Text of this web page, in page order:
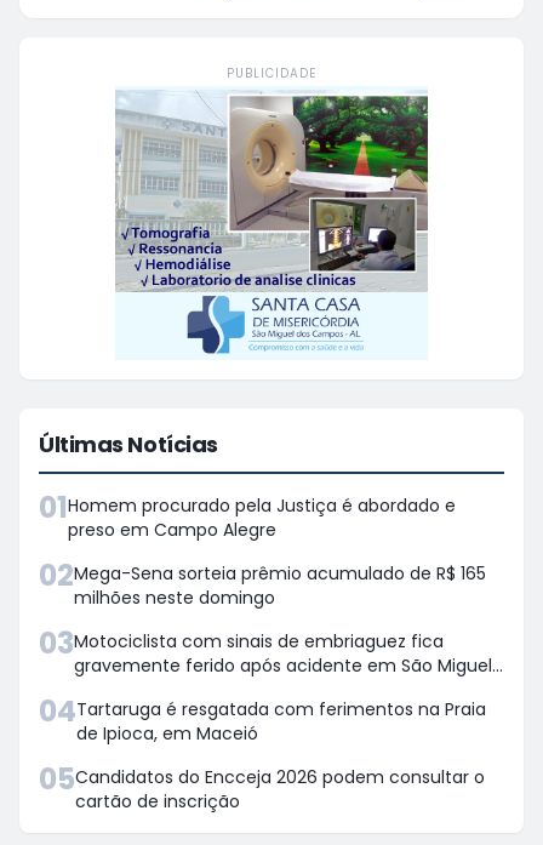
PUBLICIDADE
Últimas Notícias
01Homem procurado pela Justiça é abordado e
preso em Campo Alegre
02Mega-Sena sorteia prêmio acumulado de R$ 165
milhões neste domingo
03Motociclista com sinais de embriaguez fica
gravemente ferido após acidente em São Miguel
04Tartaruga é resgatada com ferimentos na Praia
de Ipioca, em Maceió
05Candidatos do Encceja 2026 podem consultar o
cartão de inscrição